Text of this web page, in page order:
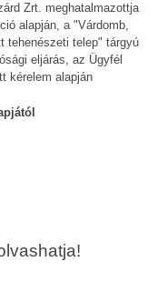
Zrt. meghatalmazottja
alapján, a "Várdomb,
tehenészeti telep" tárgyú
eljárás, az Ügyfél
kérelem alapján